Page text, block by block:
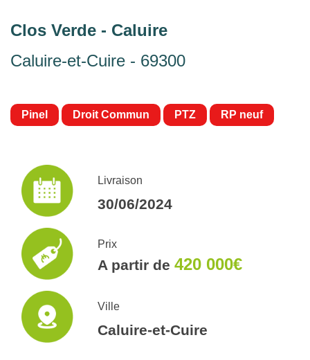
Clos Verde - Caluire
Caluire-et-Cuire - 69300
Pinel Droit Commun PTZ RP neuf
Livraison
30/06/2024
Prix
A partir de420 000€
Ville
Caluire-et-Cuire